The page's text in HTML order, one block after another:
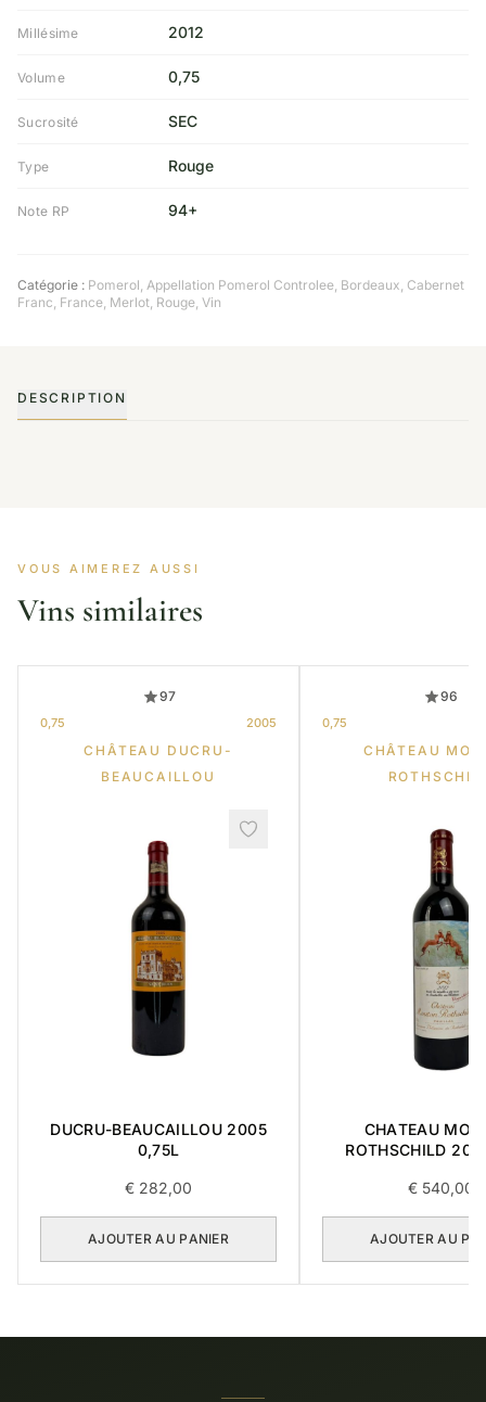
Millésime 2012
Volume 0,75
Sucrosité SEC
Type Rouge
Note RP 94+
Catégorie : Pomerol, Appellation Pomerol Controlee, Bordeaux, Cabernet
Franc, France, Merlot, Rouge, Vin
DESCRIPTION
VOUS AIMEREZ AUSSI
Vins similaires
97
0,75 2005
CHÂTEAU DUCRU-
BEAUCAILLOU
DUCRU-BEAUCAILLOU 2005
0,75L
€ 282,00
AJOUTER AU PANIER
96
0,75
CHÂTEAU
CHATEAU
ROTHSCHILD
€540,00
AJOUTER AU